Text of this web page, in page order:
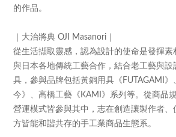
的作品。
｜大治將典 OJI Masanori ｜
從生活擷取靈感，認為設計的使命是發揮
與日本各地傳統工藝合作，結合老工藝與設
具，參與品牌包括黃銅用具《 FUTAGAMI 》
今》、高橋工藝《 KAMI 》系列等。從商品
營運模式皆參與其中，志在創造讓製作者、
方皆能和諧共存的手工業商品生態系。